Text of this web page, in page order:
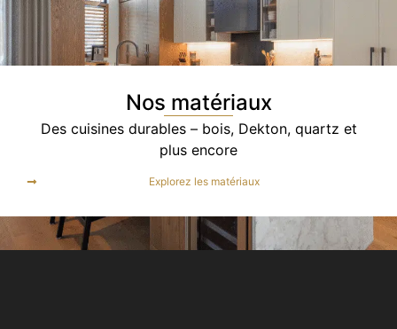
Nos matériaux
Des cuisines durables – bois, Dekton, quartz et
plus encore
Explorez les matériaux